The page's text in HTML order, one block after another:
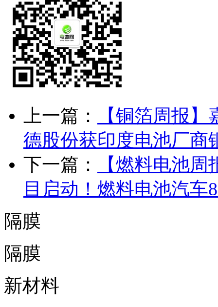
上一篇：
【铜箔周报
德股份获印度电池厂商
下一篇：
【燃料电池
目启动！燃料电池汽车
隔膜
隔膜
新材料